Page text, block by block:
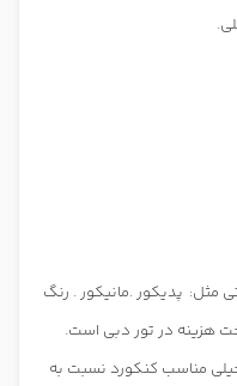
مثل: پدیکور .مانیکور . رنگ
هزینه در تور دبی است.
مناسب کنکورد نسبت به